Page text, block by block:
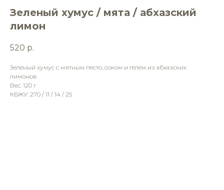
Зеленый хумус / мята / абхазский
лимон
520 р.
Зеленый хумус с мятным песто, соком и гелем из абхазских
лимонов.
Вес: 120 г
КБЖУ: 270 / 11 / 14 / 25